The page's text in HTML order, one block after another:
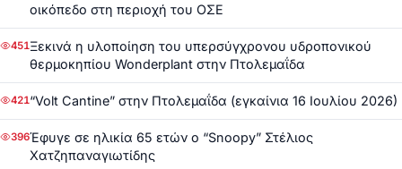
οικόπεδο στη περιοχή του ΟΣΕ
451Ξεκινά η υλοποίηση του υπερσύγχρονου υδροπονικού
θερμοκηπίου Wonderplant στην Πτολεμαΐδα
421“Volt Cantine” στην Πτολεμαΐδα (εγκαίνια 16 Ιουλίου 2026)
396Έφυγε σε ηλικία 65 ετών ο “Snoopy” Στέλιος
Χατζηπαναγιωτίδης